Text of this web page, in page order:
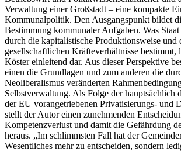
Verwaltung einer Großstadt – eine kompakte
Kommunalpolitik. Den Ausgangspunkt bildet
Bestimmung kommunaler Aufgaben. Was
durch die kapitalistische Produktionsweise und
gesellschaftlichen Kräfteverhältnisse bestimmt,
Köster einleitend dar. Aus dieser Perspektive
einen die Grundlagen und zum anderen die
Neoliberalismus veränderten
Selbstverwaltung. Als Folge der hauptsächlich
der EU vorangetriebenen Privatisierungs- und
stellt der Autor einen zunehmenden
Kompetenzverlust und damit die Gefährdung
heraus. „Im schlimmsten Fall hat der
Wesentliches mehr zu entscheiden, sondern